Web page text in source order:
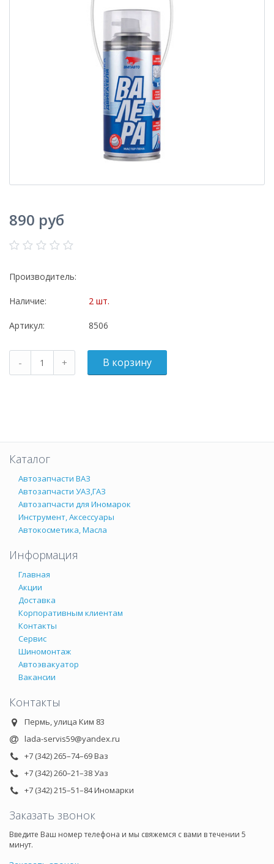
890 руб
Производитель:
Наличие: 2 шт.
Артикул: 8506
Каталог
Автозапчасти ВАЗ
Автозапчасти УАЗ,ГАЗ
Автозапчасти для Иномарок
Инструмент, Аксессуары
Автокосметика, Масла
Информация
Главная
Акции
Доставка
Корпоративным клиентам
Контакты
Сервис
Шиномонтаж
Автоэвакуатор
Вакансии
Контакты
Пермь, улица Ким 83
lada-servis59@yandex.ru
+7 (342) 265–74–69 Ваз
+7 (342) 260–21–38 Уаз
+7 (342) 215–51–84 Иномарки
Заказать звонок
Введите Ваш номер телефона и мы свяжемся с вами в течении 5
минут.